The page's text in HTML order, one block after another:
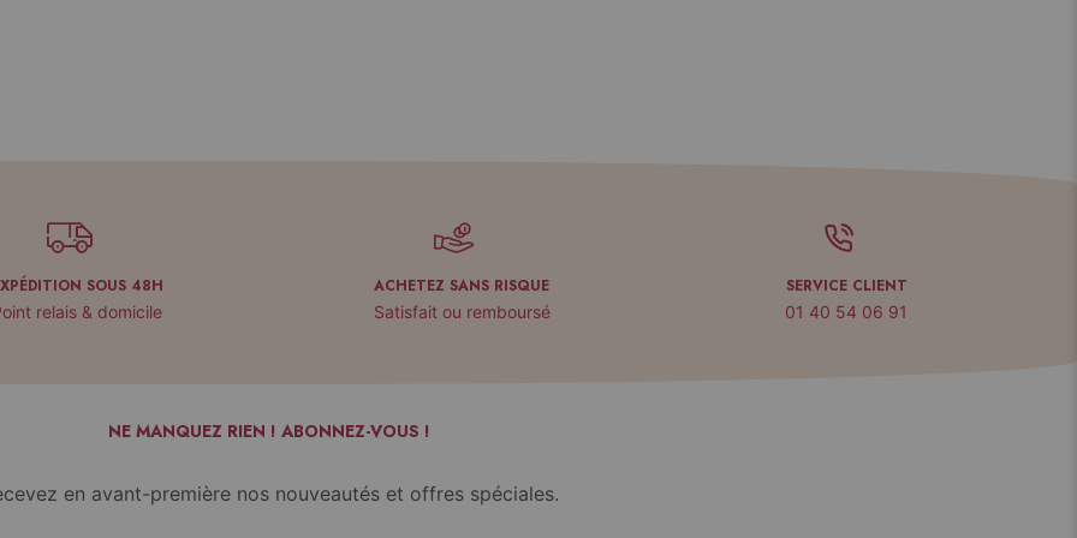
SOUS 48H
relais & domicile
ACHETEZ SANS RISQUE
Satisfait ou remboursé
SERVICE CLIENT
01 40 54 06 91
NE MANQUEZ RIEN ! ABONNEZ-VOUS !
en avant-première nos nouveautés et offres spéciales.